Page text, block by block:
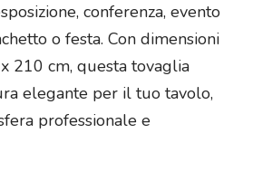
conferenza, evento
o festa. Con dimensioni
210 cm, questa tovaglia
elegante per il tuo tavolo,
professionale e